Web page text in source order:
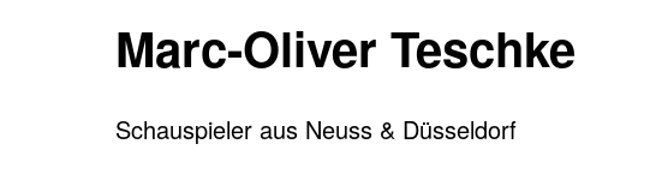
Marc-Oliver Teschke
Schauspieler aus Neuss & Düsseldorf